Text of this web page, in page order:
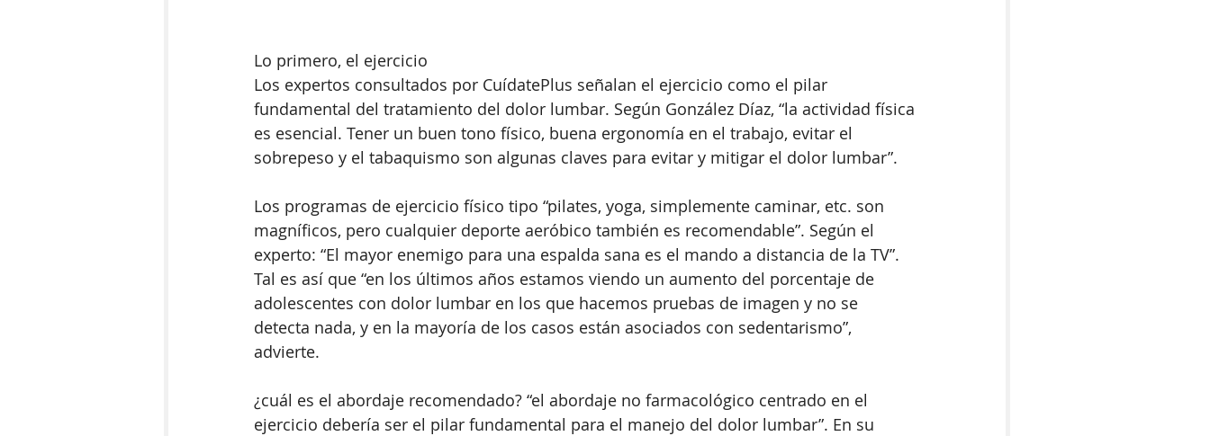
Lo primero, el ejercicio
Los expertos consultados por CuídatePlus señalan el ejercicio como el pilar
fundamental del tratamiento del dolor lumbar. Según González Díaz, “la actividad física
es esencial. Tener un buen tono físico, buena ergonomía en el trabajo, evitar el
sobrepeso y el tabaquismo son algunas claves para evitar y mitigar el dolor lumbar”.
Los programas de ejercicio físico tipo “pilates, yoga, simplemente caminar, etc. son
magníficos, pero cualquier deporte aeróbico también es recomendable”. Según el
experto: “El mayor enemigo para una espalda sana es el mando a distancia de la TV”.
Tal es así que “en los últimos años estamos viendo un aumento del porcentaje de
adolescentes con dolor lumbar en los que hacemos pruebas de imagen y no se
detecta nada, y en la mayoría de los casos están asociados con sedentarismo”,
advierte.
¿cuál es el abordaje recomendado? “el abordaje no farmacológico centrado en el
ejercicio debería ser el pilar fundamental para el manejo del dolor lumbar”. En su